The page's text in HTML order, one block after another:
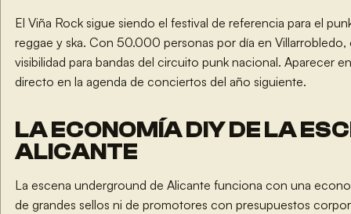
El Viña Rock sigue siendo el festival de referencia para el
reggae y ska. Con 50.000 personas por día en Villarrobledo,
visibilidad para bandas del circuito punk nacional. Aparecer
directo en la agenda de conciertos del año siguiente.
LA ECONOMÍA DIY DE LA
ALICANTE
La escena underground de Alicante funciona con una
de grandes sellos ni de promotores con presupuestos